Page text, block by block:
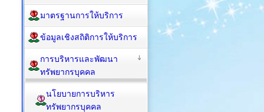
มาตรฐานการให้บริการ
ข้อมูลเชิงสถิติการให้บริการ
การบริหารและพัฒนา
ทรัพยากรบุคคล
นโยบายการบริหาร
ทรัพยากรบุคคล